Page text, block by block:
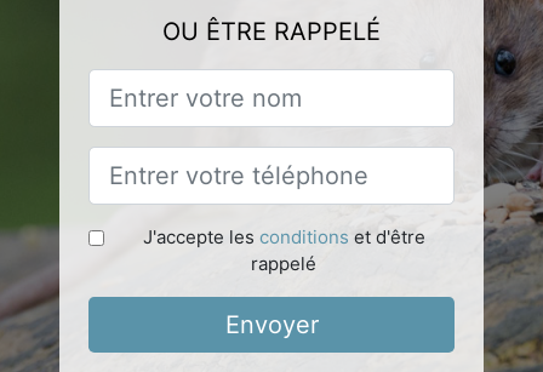
OU ÊTRE RAPPELÉ
J'accepte les conditions et d'être
rappelé
Envoyer